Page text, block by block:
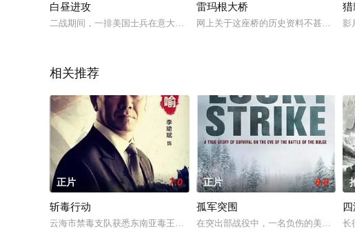
白昼进攻
二战期间，一排美国士兵在意大利乡村跋涉，寻找他们奉命炸毁的桥梁，途
雷玛根大桥
网上关于这座桥的历史资料不甚详尽
猎
影
相关推荐
正片 7.0
斩毒行动
云海市禁毒支队获悉东南亚毒王廖爷将携600余公斤毒品来云交易，火速成
正片 8.0
孤军突围
在突出部战役中，一名负伤的美军士兵长